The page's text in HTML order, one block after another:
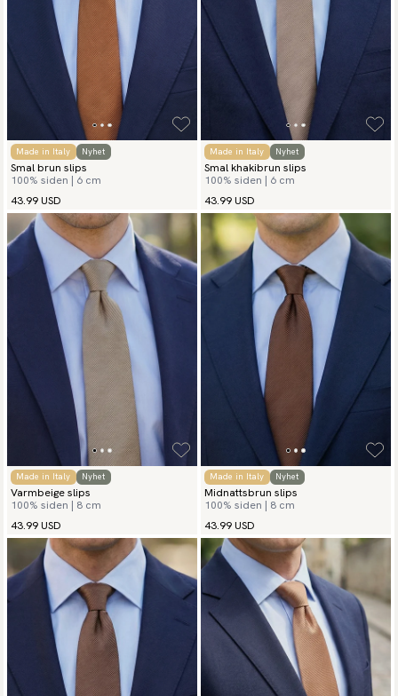
Made in Italy Nyhet
Smal brun slips
100% siden | 6 cm
43.99 USD
Made in Italy Nyhet
Smal khakibrun slips
100% siden | 6 cm
43.99 USD
Made in Italy Nyhet
Varmbeige slips
100% siden | 8 cm
43.99 USD
Made in Italy Nyhet
Midnattsbrun slips
100% siden | 8 cm
43.99 USD